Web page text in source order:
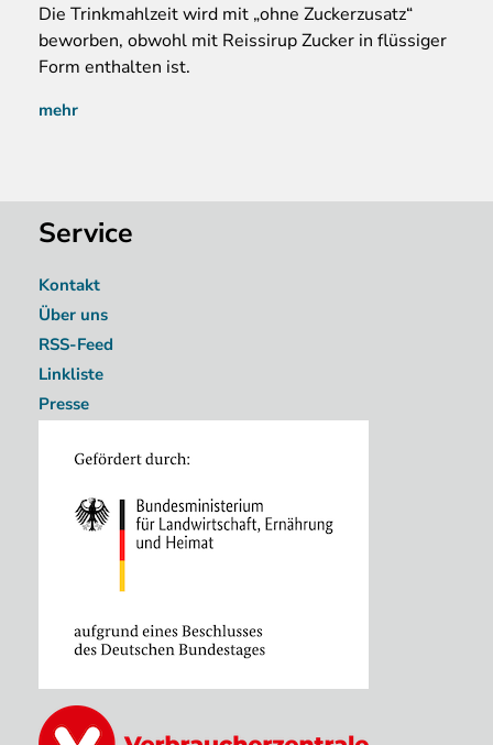
Die Trinkmahlzeit wird mit „ohne Zuckerzusatz“
beworben, obwohl mit Reissirup Zucker in flüssiger
Form enthalten ist.
mehr
Image
Service
Kontakt
Über uns
RSS-Feed
Linkliste
Presse